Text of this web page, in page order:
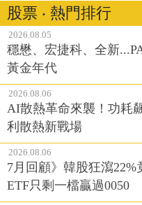
股票 ‧ 熱門排行
2026.08.05
穩懋、宏捷科、全新
黃金年代
2026.08.06
AI散熱革命來襲！功耗
利散熱新戰場
2026.08.06
7月回顧》韓股狂瀉
ETF只剩一檔贏過0050